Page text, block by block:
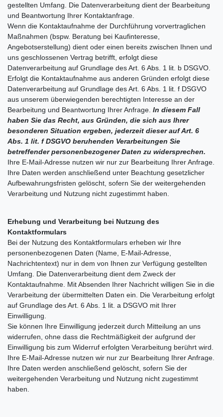
gestellten Umfang. Die Datenverarbeitung dient der Bearbeitung
und Beantwortung Ihrer Kontaktanfrage.
Wenn die Kontaktaufnahme der Durchführung vorvertraglichen
Maßnahmen (bspw. Beratung bei Kaufinteresse,
Angebotserstellung) dient oder einen bereits zwischen Ihnen und
uns geschlossenen Vertrag betrifft, erfolgt diese
Datenverarbeitung auf Grundlage des Art. 6 Abs. 1 lit. b DSGVO.
Erfolgt die Kontaktaufnahme aus anderen Gründen erfolgt diese
Datenverarbeitung auf Grundlage des Art. 6 Abs. 1 lit. f DSGVO
aus unserem überwiegenden berechtigten Interesse an der
Bearbeitung und Beantwortung Ihrer Anfrage. In diesem Fall
haben Sie das Recht, aus Gründen, die sich aus Ihrer
besonderen Situation ergeben, jederzeit dieser auf Art. 6
Abs. 1 lit. f DSGVO beruhenden Verarbeitungen Sie
betreffender personenbezogener Daten zu widersprechen.
Ihre E-Mail-Adresse nutzen wir nur zur Bearbeitung Ihrer Anfrage.
Ihre Daten werden anschließend unter Beachtung gesetzlicher
Aufbewahrungsfristen gelöscht, sofern Sie der weitergehenden
Verarbeitung und Nutzung nicht zugestimmt haben.
Erhebung und Verarbeitung bei Nutzung des
Kontaktformulars
Bei der Nutzung des Kontaktformulars erheben wir Ihre
personenbezogenen Daten (Name, E-Mail-Adresse,
Nachrichtentext) nur in dem von Ihnen zur Verfügung gestellten
Umfang. Die Datenverarbeitung dient dem Zweck der
Kontaktaufnahme. Mit Absenden Ihrer Nachricht willigen Sie in die
Verarbeitung der übermittelten Daten ein. Die Verarbeitung erfolgt
auf Grundlage des Art. 6 Abs. 1 lit. a DSGVO mit Ihrer
Einwilligung.
Sie können Ihre Einwilligung jederzeit durch Mitteilung an uns
widerrufen, ohne dass die Rechtmäßigkeit der aufgrund der
Einwilligung bis zum Widerruf erfolgten Verarbeitung berührt wird.
Ihre E-Mail-Adresse nutzen wir nur zur Bearbeitung Ihrer Anfrage.
Ihre Daten werden anschließend gelöscht, sofern Sie der
weitergehenden Verarbeitung und Nutzung nicht zugestimmt
haben.